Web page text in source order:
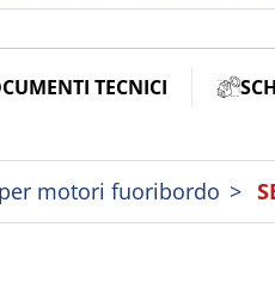
TECNICI
motori fuoribordo